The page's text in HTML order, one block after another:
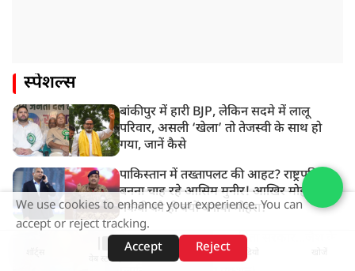
स्पेशल्स
बांकीपुर में हारी BJP, लेकिन सदमे में लालू
परिवार, असली ‘खेला’ तो तेजस्वी के साथ हो
गया, जानें कैसे
पाकिस्तान में तख्तापलट की आहट? राष्ट्रपति
बनना चाह रहे आसिम मुनीर! आखिर मोहसिन
नकवी को ही क्यों बनाया मोहरा?
इशरत जहां के बाद अब अर्पिता सरकार...जैश के
रडार पर सुवेंदु, मोदी स्टाइल टार्गेट करने की
वेब स्टोरीज़
We use cookies to enhance your experience. You can
accept or reject tracking.
Accept
Reject